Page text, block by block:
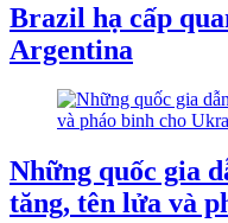
Brazil hạ cấp
Argentina
Những quốc gia
tăng, tên lửa và